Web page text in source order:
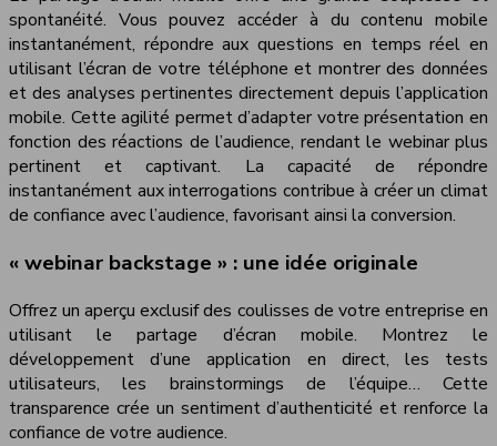
spontanéité. Vous pouvez accéder à du contenu mobile
instantanément, répondre aux questions en temps réel en
utilisant l’écran de votre téléphone et montrer des données
et des analyses pertinentes directement depuis l’application
mobile. Cette agilité permet d’adapter votre présentation en
fonction des réactions de l’audience, rendant le webinar plus
pertinent et captivant. La capacité de répondre
instantanément aux interrogations contribue à créer un climat
de confiance avec l’audience, favorisant ainsi la conversion.
« webinar backstage » : une idée originale
Offrez un aperçu exclusif des coulisses de votre entreprise en
utilisant le partage d’écran mobile. Montrez le
développement d’une application en direct, les tests
utilisateurs, les brainstormings de l’équipe… Cette
transparence crée un sentiment d’authenticité et renforce la
confiance de votre audience.